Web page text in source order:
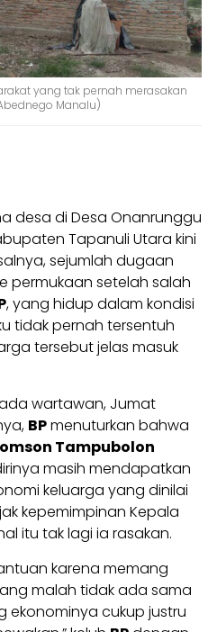
yang tak pernah merasakan
Manalu)
desa di Desa Onanrunggu
Tapanuli Utara kini
sejumlah dugaan
permukaan setelah salah
, yang hidup dalam kondisi
tidak pernah tersentuh
tersebut jelas masuk
wartawan, Jumat
BPmenuturkan bahwa
Tampubolon
masih mendapatkan
keluarga yang dinilai
kepemimpinan Kepala
itu tak lagi ia rasakan.
karena memang
malah tidak ada sama
ekonominya cukup justru